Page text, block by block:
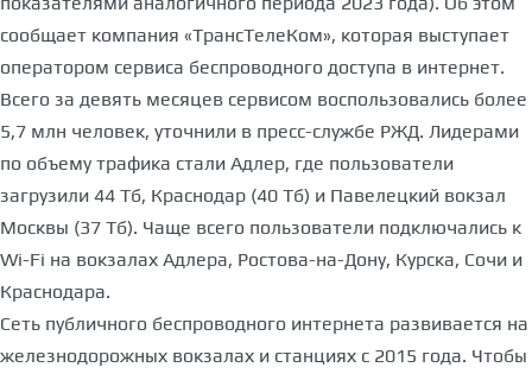
сообщает компания «ТрансТелеКом», которая выступает
оператором сервиса беспроводного доступа в интернет.
Всего за девять месяцев сервисом воспользовались более
5,7 млн человек, уточнили в пресс-службе РЖД. Лидерами
по объему трафика стали Адлер, где пользователи
загрузили 44 Тб, Краснодар (40 Тб) и Павелецкий вокзал
Москвы (37 Тб). Чаще всего пользователи подключались к
Wi-Fi на вокзалах Адлера, Ростова-на-Дону, Курска, Сочи и
Краснодара.
Сеть публичного беспроводного интернета развивается на
железнодорожных вокзалах и станциях с 2015 года. Чтобы